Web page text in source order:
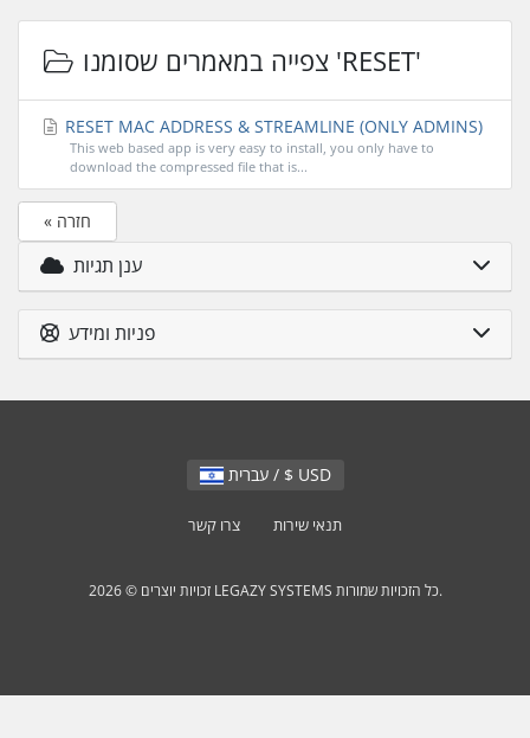
צפייה במאמרים שסומנו 'RESET'
RESET MAC ADDRESS & STREAMLINE (ONLY ADMINS)
This web based app is very easy to install, you only have to
download the compressed file that is...
« חזרה
ענן תגיות
פניות ומידע
עברית / $ USD
צרו קשר תנאי שירות
זכויות יוצרים © 2026 LEGAZY SYSTEMS כל הזכויות שמורות.